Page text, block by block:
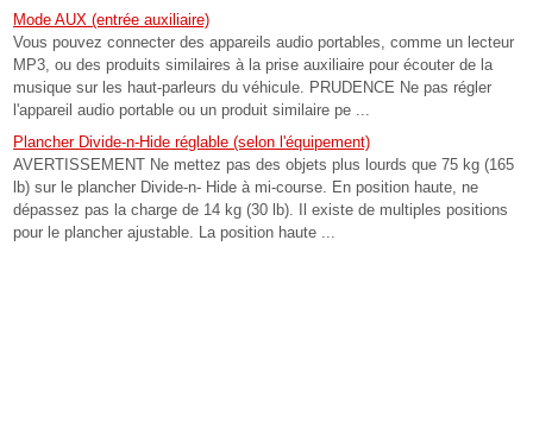
Mode AUX (entrée auxiliaire)
Vous pouvez connecter des appareils audio portables, comme un lecteur
MP3, ou des produits similaires à la prise auxiliaire pour écouter de la
musique sur les haut-parleurs du véhicule. PRUDENCE Ne pas régler
l'appareil audio portable ou un produit similaire pe ...
Plancher Divide-n-Hide réglable (selon l'équipement)
AVERTISSEMENT Ne mettez pas des objets plus lourds que 75 kg (165
lb) sur le plancher Divide-n- Hide à mi-course. En position haute, ne
dépassez pas la charge de 14 kg (30 lb). Il existe de multiples positions
pour le plancher ajustable. La position haute ...